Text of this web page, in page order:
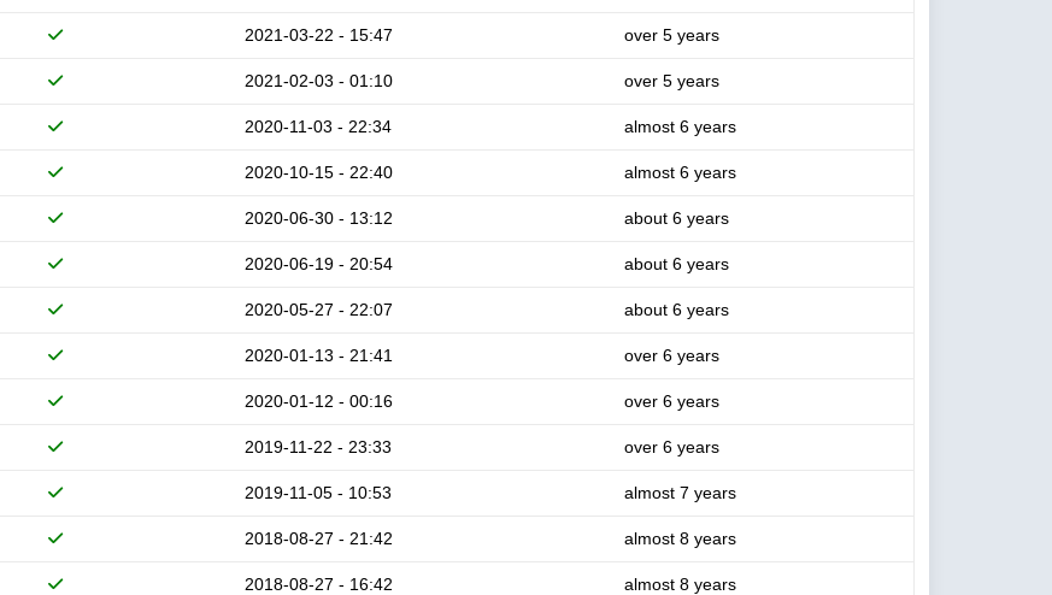
2021-03-22 - 15:47 over 5 years
2021-02-03 - 01:10 over 5 years
2020-11-03 - 22:34 almost 6 years
2020-10-15 - 22:40 almost 6 years
2020-06-30 - 13:12 about 6 years
2020-06-19 - 20:54 about 6 years
2020-05-27 - 22:07 about 6 years
2020-01-13 - 21:41 over 6 years
2020-01-12 - 00:16 over 6 years
2019-11-22 - 23:33 over 6 years
2019-11-05 - 10:53 almost 7 years
2018-08-27 - 21:42 almost 8 years
2018-08-27 - 16:42 almost 8 years